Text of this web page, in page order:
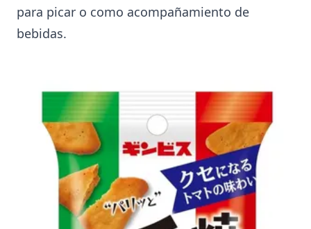
para picar o como acompañamiento de
bebidas.